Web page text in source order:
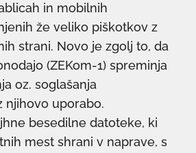
in mobilnih
že veliko piškotkov z
strani. Novo je zgolj to, da
(ZEKom-1) spreminja
oz. soglašanja
njihovo uporabo.
besedilne datoteke, ki
mest shrani v naprave, s